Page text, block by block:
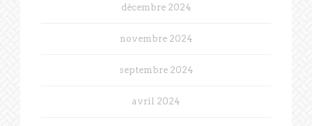
décembre 2024
novembre 2024
septembre 2024
avril 2024